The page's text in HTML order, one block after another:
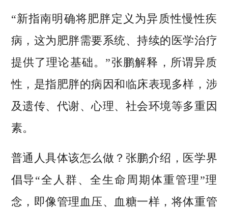
“新指南明确将肥胖定义为异质性慢性疾
病，这为肥胖需要系统、持续的医学治疗
提供了理论基础。”张鹏解释，所谓异质
性，是指肥胖的病因和临床表现多样，涉
及遗传、代谢、心理、社会环境等多重因
素。
普通人具体该怎么做？张鹏介绍，医学界
倡导“全人群、全生命周期体重管理”理
念，即像管理血压、血糖一样，将体重管